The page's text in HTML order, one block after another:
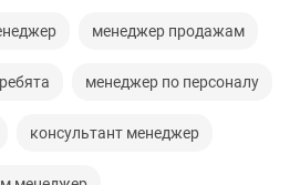
менеджер продажам
менеджер по персоналу
консультант менеджер